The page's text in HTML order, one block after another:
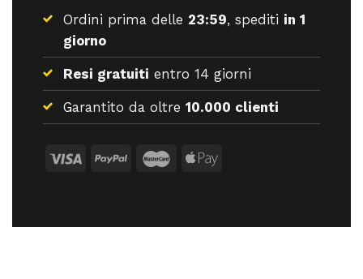
Ordini prima delle 23:59, spediti in 1
giorno
Resi gratuiti entro 14 giorni
Garantito da oltre 10.000 clienti